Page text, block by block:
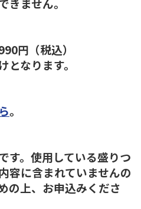
円（税込）
なります。
。
す。使用している盛りつ
容に含まれていませんの
の上、お申込みくださ